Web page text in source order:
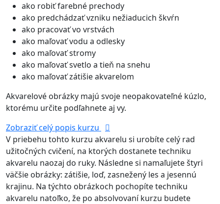
ako robiť farebné prechody
ako predchádzať vzniku nežiaducich škvŕn
ako pracovať vo vrstvách
ako maľovať vodu a odlesky
ako maľovať stromy
ako maľovať svetlo a tieň na snehu
ako maľovať zátišie akvarelom
Akvarelové obrázky majú svoje neopakovateľné kúzlo,
ktorému určite podľahnete aj vy.
Zobraziť celý popis kurzu
V priebehu tohto kurzu akvarelu si urobíte celý rad
užitočných cvičení, na ktorých dostanete techniku
akvarelu naozaj do ruky. Následne si namaľujete štyri
väčšie obrázky: zátišie, loď, zasnežený les a jesennú
krajinu. Na týchto obrázkoch pochopíte techniku
akvarelu natoľko, že po absolvovaní kurzu budete